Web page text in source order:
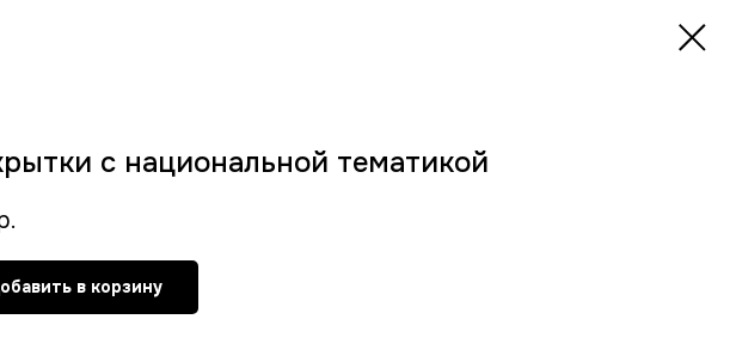
с национальной тематикой
в корзину